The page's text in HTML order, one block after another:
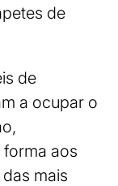
de
de
a ocupar o
aos
mais